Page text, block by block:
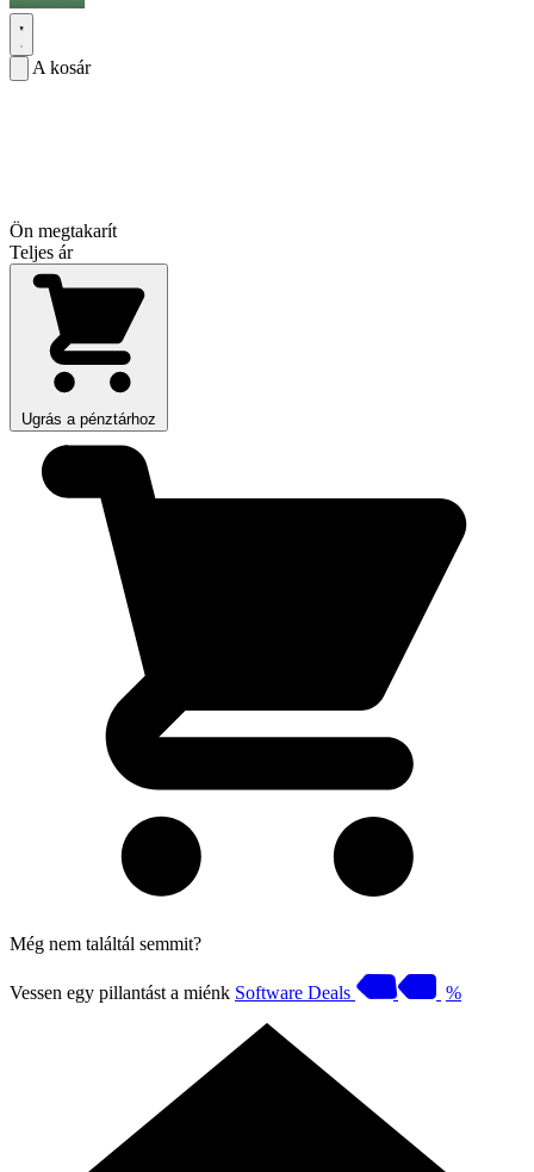
A kosár
Ön megtakarít
Teljes ár
Ugrás a pénztárhoz
Még nem találtál semmit?
Vessen egy pillantást a miénk Software Deals %